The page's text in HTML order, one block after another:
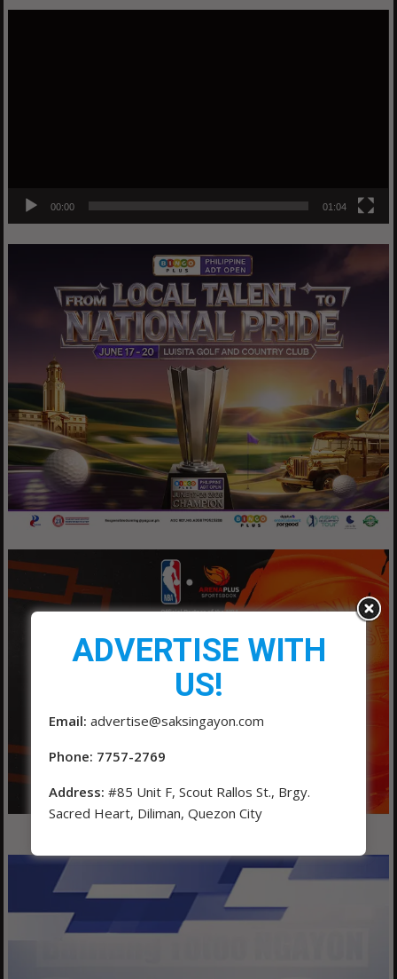
00:00 01:04
ADVERTISE WITH
US!
Email: advertise@saksingayon.com
Phone: 7757-2769
Address: #85 Unit F, Scout Rallos St., Brgy.
Sacred Heart, Diliman, Quezon City